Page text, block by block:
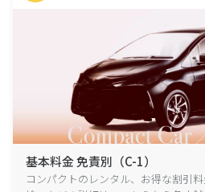
基本料金 免責別（C-1）
コンパクトのレンタル、お得な割引